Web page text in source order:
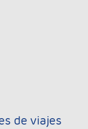
de viajes